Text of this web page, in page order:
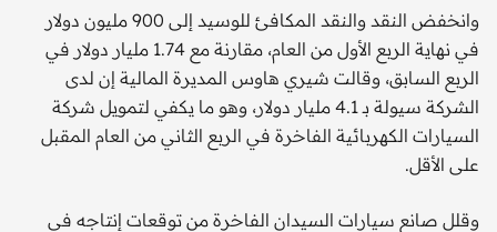
وانخفض النقد والنقد المكافئ للوسيد إلى 900 مليون دولار
في نهاية الربع الأول من العام، مقارنة مع 1.74 مليار دولار في
الربع السابق، وقالت شيري هاوس المديرة المالية إن لدى
الشركة سيولة بـ 4.1 مليار دولار، وهو ما يكفي لتمويل شركة
السيارات الكهربائية الفاخرة في الربع الثاني من العام المقبل
على الأقل.
وقلل صانع سيارات السيدان الفاخرة من توقعات إنتاجه في